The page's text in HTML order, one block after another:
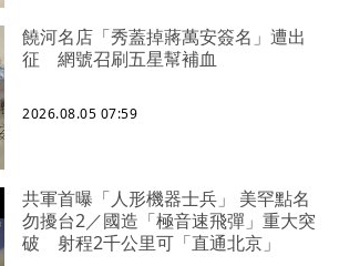
饒河名店「秀蓋掉蔣萬安簽名」遭出
征 網號召刷五星幫補血
2026.08.05 07:59
共軍首曝「人形機器士兵」 美罕點名
勿擾台2／國造「極音速飛彈」重大突
破 射程2千公里可「直通北京」